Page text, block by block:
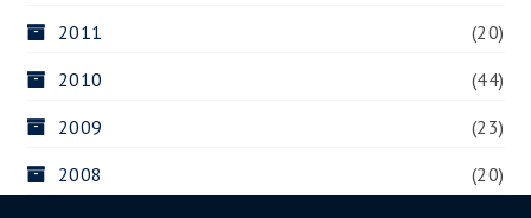
2011
(20)
2010
(44)
2009
(23)
2008
(20)